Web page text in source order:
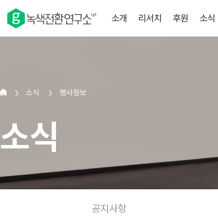
소개 리서치 후원 소식
> 소식 > 행사정보
소식
공지사항